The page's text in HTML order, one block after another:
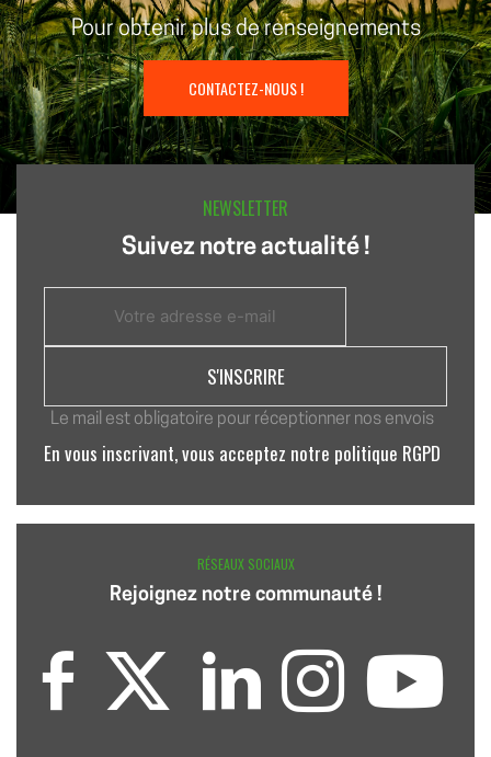
Pour obtenir plus de renseignements
CONTACTEZ-NOUS !
NEWSLETTER
Suivez notre actualité !
Le mail est obligatoire pour réceptionner nos envois
En vous inscrivant, vous acceptez notre politique RGPD
RÉSEAUX SOCIAUX
Rejoignez notre communauté !